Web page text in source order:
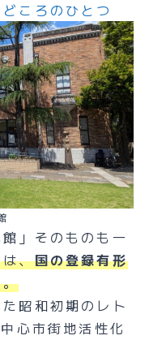
ころのひとつ
」そのものも一
、国の登録有形
昭和初期のレト
心市街地活性化